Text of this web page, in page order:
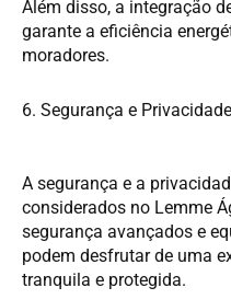
Além disso, a integração
garante a eficiência
moradores.
6. Segurança e
A segurança e a
considerados no Lemme
segurança avançados e
podem desfrutar de uma
tranquila e protegida.